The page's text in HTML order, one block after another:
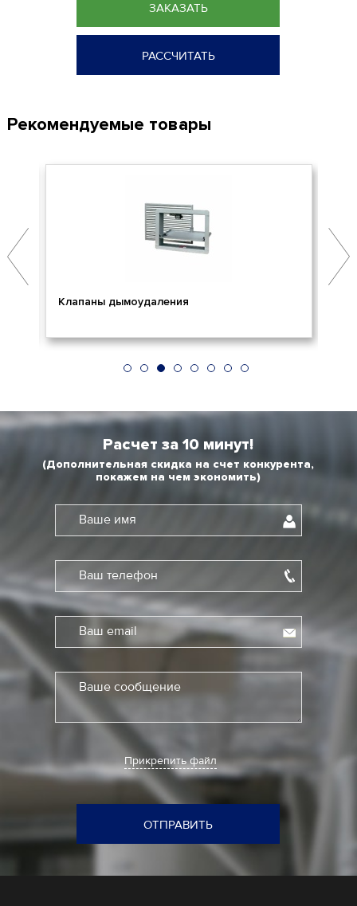
ЗАКАЗАТЬ
РАССЧИТАТЬ
Рекомендуемые товары
Клапаны дымоудаления
Расчет за 10 минут!
(Дополнительная скидка на счет конкурента,
покажем на чем экономить)
Ваше имя
Ваш телефон
Ваш email
Ваше сообщение
Прикрепить файл
ОТПРАВИТЬ